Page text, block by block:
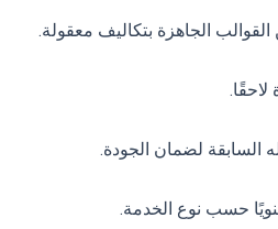
الجاهزة بتكاليف معقولة.
لاحقًا.
السابقة لضمان الجودة.